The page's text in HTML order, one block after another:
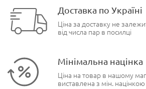
Доставка по Україні
Ціна за доставку не
від числа пар в посилці
Мінімальна націнка
Ціна на товар в нашому
виставлена з мін. націнкою